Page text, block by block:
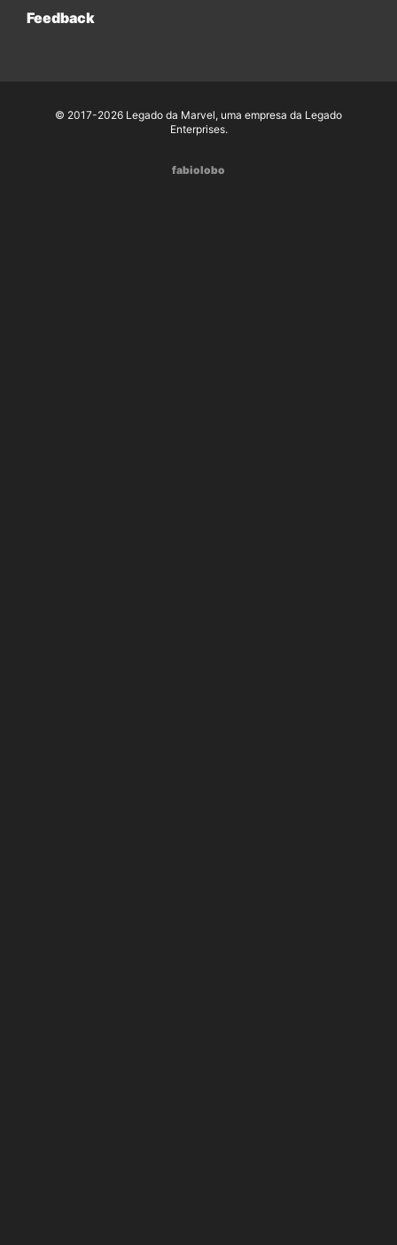
Feedback
© 2017-2026 Legado da Marvel, uma empresa da Legado
Enterprises.
fabiolobo